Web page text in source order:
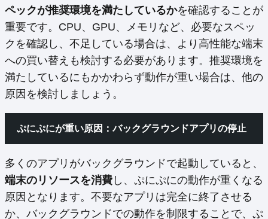
ペックが推奨環境を満たしているかを確認することが
重要です。CPU、GPU、メモリなど、必要なスペッ
クを確認し、不足している場合は、より高性能な端末
への買い替えも検討する必要があります。推奨環境を
満たしているにもかかわらず動作が重い場合は、他の
原因を検討しましょう。
ぷにぷにが重い原因：バックグラウンドアプリの停止
多くのアプリがバックグラウンドで起動していると、
端末のリソースを消費 し、ぷにぷにの動作が重くなる
原因となります。不要なアプリは完全に終了させる
か、バックグラウンドでの動作を制限することで、ぷ